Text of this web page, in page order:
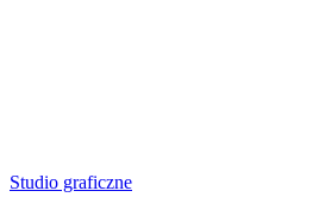
Studio graficzne